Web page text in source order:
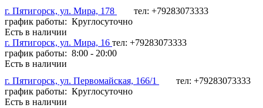
г. Пятигорск, ул. Мира, 178
тел: +79283073333
график работы: Круглосуточно
Есть в наличии
г. Пятигорск, ул. Мира, 16 тел: +79283073333
график работы: 8:00 - 20:00
Есть в наличии
г. Пятигорск, ул. Первомайская, 166/1
тел: +79283073333
график работы: Круглосуточно
Есть в наличии